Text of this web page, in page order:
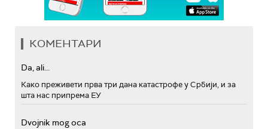
КОМЕНТАРИ
Da, ali...
Како преживети прва три дана катастрофе у Србији, и за
шта нас припрема ЕУ
Dvojnik mog oca